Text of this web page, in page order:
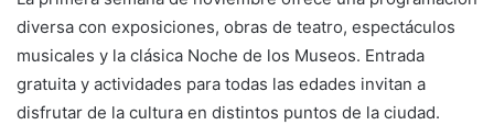
diversa con exposiciones, obras de teatro, espectáculos
musicales y la clásica Noche de los Museos. Entrada
gratuita y actividades para todas las edades invitan a
disfrutar de la cultura en distintos puntos de la ciudad.